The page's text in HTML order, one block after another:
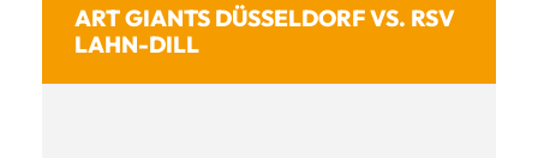
ART GIANTS DÜSSELDORF VS. RSV
LAHN-DILL